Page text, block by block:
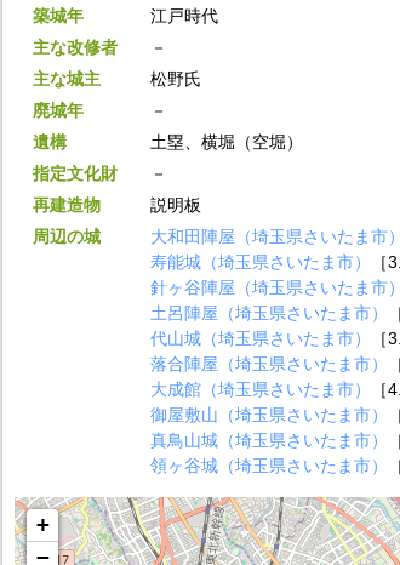
築城年
江戸時代
主な改修者
－
主な城主
松野氏
廃城年
－
遺構
土塁、横堀（空堀）
指定文化財
－
再建造物
説明板
周辺の城
大和田陣屋（埼玉県さいたま市）
寿能城（埼玉県さいたま市）
［
針ヶ谷陣屋（埼玉県さいたま市）
土呂陣屋（埼玉県さいたま市）
代山城（埼玉県さいたま市）
［
落合陣屋（埼玉県さいたま市）
大成館（埼玉県さいたま市）
［
御屋敷山（埼玉県さいたま市）
真鳥山城（埼玉県さいたま市）
領ヶ谷城（埼玉県さいたま市）
+
−